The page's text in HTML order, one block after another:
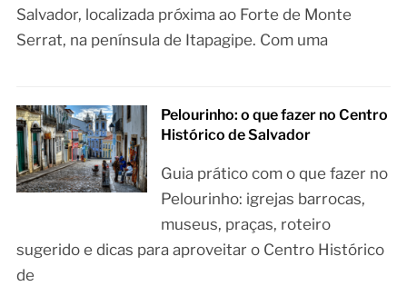
Salvador, localizada próxima ao Forte de Monte
Serrat, na península de Itapagipe. Com uma
Pelourinho: o que fazer no Centro
Histórico de Salvador
Guia prático com o que fazer no
Pelourinho: igrejas barrocas,
museus, praças, roteiro
sugerido e dicas para aproveitar o Centro Histórico
de